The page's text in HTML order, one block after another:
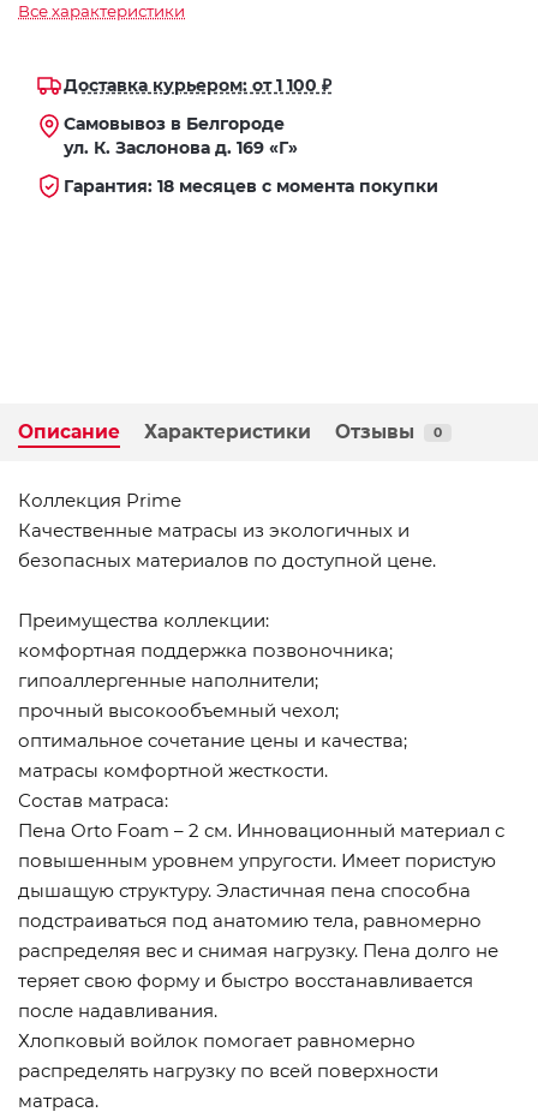
Все характеристики
Доставка курьером: от 1 100 ₽
Самовывоз в Белгороде
ул. К. Заслонова д. 169 «Г»
Гарантия: 18 месяцев с момента покупки
Описание Характеристики Отзывы 0
Коллекция Prime
Качественные матрасы из экологичных и
безопасных материалов по доступной цене.
Преимущества коллекции:
комфортная поддержка позвоночника;
гипоаллергенные наполнители;
прочный высокообъемный чехол;
оптимальное сочетание цены и качества;
матрасы комфортной жесткости.
Состав матраса:
Пена Orto Foam – 2 см. Инновационный материал с
повышенным уровнем упругости. Имеет пористую
дышащую структуру. Эластичная пена способна
подстраиваться под анатомию тела, равномерно
распределяя вес и снимая нагрузку. Пена долго не
теряет свою форму и быстро восстанавливается
после надавливания.
Хлопковый войлок помогает равномерно
распределять нагрузку по всей поверхности
матраса.